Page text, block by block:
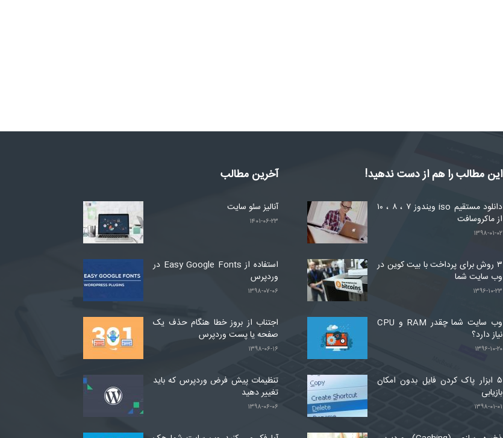
آخرین مطالب
آنالیز سئو سایت
۱۴۰۱-۰۶-۲۳
استفاده از Easy Google Fonts در
وردپرس
۱۳۹۸-۰۷-۰۶
اجتناب از بروز خطا هنگام حذف یک
صفحه یا پست وردپرس
۱۳۹۸-۰۶-۱۶
تنظیمات پیش فرض وردپرس که باید
تغییر دهید
۱۳۹۸-۰۶-۰۶
این مطالب را هم از دست ندهید!
دانلود مستقیم iso ویندوز ۷ ، ۸ ، ۱۰
از ماکروسافت
۱۳۹۸-۰۱-۰۲
۳ روش برای پرداخت با بیت کوین در
وب سایت شما
۱۳۹۶-۱۰-۲۳
وب سایت شما چقدر RAM و CPU
نیاز دارد؟
۱۳۹۶-۱۰-۲۰
۵ ابزار پاک کردن فایل بدون امکان
بازیابی
۱۳۹۸-۰۱-۰۱